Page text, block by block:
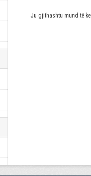
Ju gjithashtu mund të